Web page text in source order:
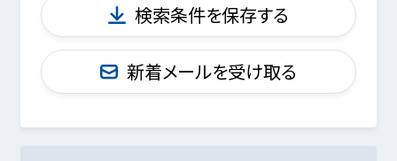
検索条件を保存する
新着メールを受け取る